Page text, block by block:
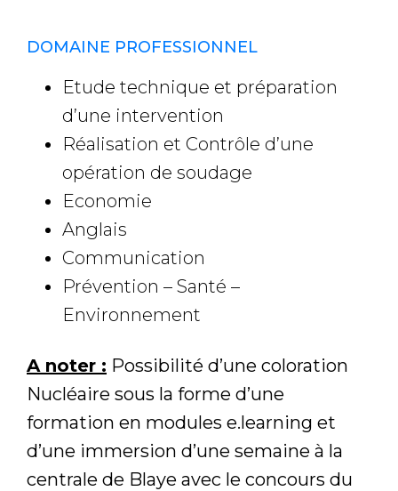
DOMAINE PROFESSIONNEL
Etude technique et préparation
d’une intervention
Réalisation et Contrôle d’une
opération de soudage
Economie
Anglais
Communication
Prévention – Santé –
Environnement
A noter : Possibilité d’une coloration
Nucléaire sous la forme d’une
formation en modules e.learning et
d’une immersion d’une semaine à la
centrale de Blaye avec le concours du